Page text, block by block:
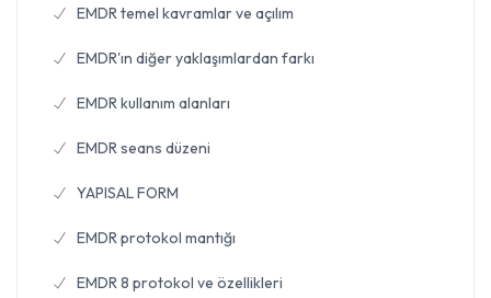
EMDR temel kavramlar ve açılım
EMDR'ın diğer yaklaşımlardan farkı
EMDR kullanım alanları
EMDR seans düzeni
YAPISAL FORM
EMDR protokol mantığı
EMDR 8 protokol ve özellikleri